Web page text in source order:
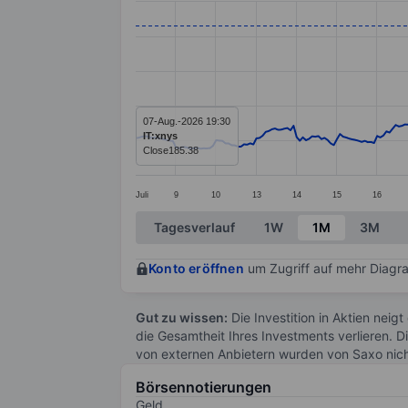
Juli 9 10 13 14 15 16
07-Aug.-2026 19:30
IT:xnys
Close185.38
End of interactive chart.
Tagesverlauf 1W 1M 3M
Konto eröffnen um Zugriff auf mehr
Gut zu wissen: Die Investition in Aktien
die Gesamtheit Ihres Investments verlieren.
von externen Anbietern wurden von Saxo
Börsennotierungen
Geld